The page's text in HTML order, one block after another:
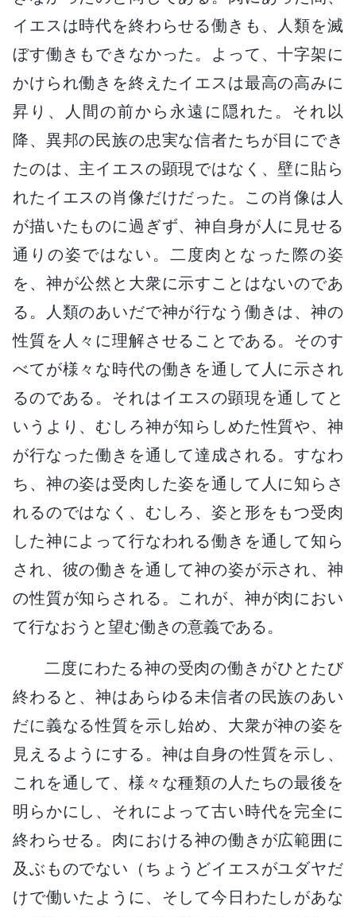
イエスは時代を終わらせる働きも、人類を滅
ぼす働きもできなかった。よって、十字架に
かけられ働きを終えたイエスは最高の高みに
昇り、人間の前から永遠に隠れた。それ以
降、異邦の民族の忠実な信者たちが目にでき
たのは、主イエスの顕現ではなく、壁に貼ら
れたイエスの肖像だけだった。この肖像は人
が描いたものに過ぎず、神自身が人に見せる
通りの姿ではない。二度肉となった際の姿
を、神が公然と大衆に示すことはないのであ
る。人類のあいだで神が行なう働きは、神の
性質を人々に理解させることである。そのす
べてが様々な時代の働きを通して人に示され
るのである。それはイエスの顕現を通してと
いうより、むしろ神が知らしめた性質や、神
が行なった働きを通して達成される。すなわ
ち、神の姿は受肉した姿を通して人に知らさ
れるのではなく、むしろ、姿と形をもつ受肉
した神によって行なわれる働きを通して知ら
され、彼の働きを通して神の姿が示され、神
の性質が知らされる。これが、神が肉におい
て行なおうと望む働きの意義である。
二度にわたる神の受肉の働きがひとたび
終わると、神はあらゆる未信者の民族のあい
だに義なる性質を示し始め、大衆が神の姿を
見えるようにする。神は自身の性質を示し、
これを通して、様々な種類の人たちの最後を
明らかにし、それによって古い時代を完全に
終わらせる。肉における神の働きが広範囲に
及ぶものでない（ちょうどイエスがユダヤだ
けで働いたように、そして今日わたしがあな